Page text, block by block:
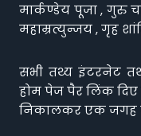
मार्कण्डेय पूजा , गुरु
महाम्रत्युन्जय , गृह
सभी तथ्य इंटरनेट
होम पेज पैर लिंक
निकालकर एक जगह